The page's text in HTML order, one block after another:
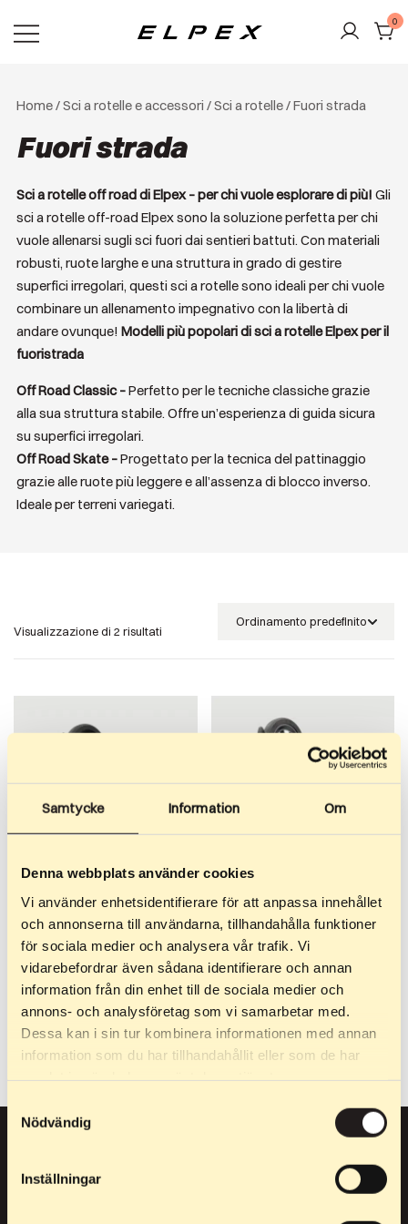
Samtycke Information Om
Denna webbplats använder cookies
Vi använder enhetsidentifierare för att anpassa innehållet
och annonserna till användarna, tillhandahålla funktioner
för sociala medier och analysera vår trafik. Vi
vidarebefordrar även sådana identifierare och annan
information från din enhet till de sociala medier och
annons- och analysföretag som vi samarbetar med.
Dessa kan i sin tur kombinera informationen med annan
information som du har tillhandahållit eller som de har
Samtyckesval
Nödvändig
Inställningar
0
Home/Sci a rotelle e accessori /Sci a rotelle/ Fuori strada
Fuori strada
Sci a rotelle off road di Elpex – per chi vuole esplorare di più! Gli
sci a rotelle off-road Elpex sono la soluzione perfetta per chi
vuole allenarsi sugli sci fuori dai sentieri battuti. Con materiali
robusti, ruote larghe e una struttura in grado di gestire
superfici irregolari, questi sci a rotelle sono ideali per chi vuole
combinare un allenamento impegnativo con la libertà di
andare ovunque! Modelli più popolari di sci a rotelle Elpex per il
fuoristrada
Off Road Classic –Perfetto per le tecniche classiche grazie
alla sua struttura stabile. Offre un’esperienza di guida sicura
su superfici irregolari.
Off Road Skate –Progettato per la tecnica del pattinaggio
grazie alle ruote più leggere e all’assenza di blocco inverso.
Ideale per terreni variegati.
Visualizzazione di 2 risultati
3 499kr
Skate Off Road
Sci a rotelle per lo skate ski!
Perfettamente adatto a
3 699 kr
Classic Off Road
Il nostro modello più unico.
Quando non è possibile
accedere a buone…